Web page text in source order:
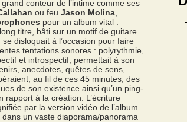
, grand conteur de l’intime comme ses
ou feu Jason Molina
pour un album vital :
titre, bâti sur un motif de guitare
disloquait à l’occasion pour faire
tentations sonores : polyrythmie,
et introspectif, permettait à son
anecdotes, quêtes de sens,
au fil de ces 45 minutes, des
de son existence ainsi qu’un ping-
rapport à la création. L’écriture
par la version vidéo de l’album
un vaste diaporama/panorama